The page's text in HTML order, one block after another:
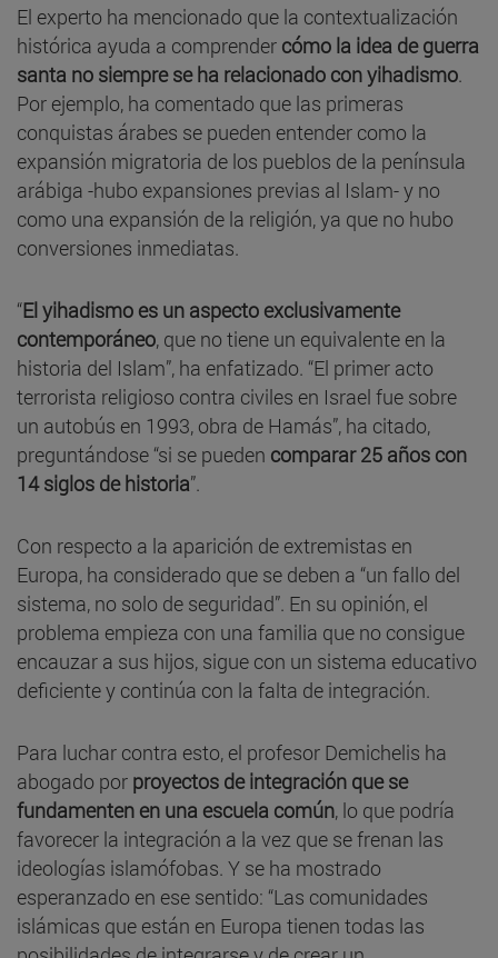
El experto ha mencionado que la contextualización
histórica ayuda a comprender cómo la idea de guerra
santa no siempre se ha relacionado con yihadismo.
Por ejemplo, ha comentado que las primeras
conquistas árabes se pueden entender como la
expansión migratoria de los pueblos de la península
arábiga -hubo expansiones previas al Islam- y no
como una expansión de la religión, ya que no hubo
conversiones inmediatas.
“El yihadismo es un aspecto exclusivamente
contemporáneo, que no tiene un equivalente en la
historia del Islam”, ha enfatizado. “El primer acto
terrorista religioso contra civiles en Israel fue sobre
un autobús en 1993, obra de Hamás”, ha citado,
preguntándose “si se pueden comparar 25 años con
14 siglos de historia”.
Con respecto a la aparición de extremistas en
Europa, ha considerado que se deben a “un fallo del
sistema, no solo de seguridad”. En su opinión, el
problema empieza con una familia que no consigue
encauzar a sus hijos, sigue con un sistema educativo
deficiente y continúa con la falta de integración.
Para luchar contra esto, el profesor Demichelis ha
abogado por proyectos de integración que se
fundamenten en una escuela común, lo que podría
favorecer la integración a la vez que se frenan las
ideologías islamófobas. Y se ha mostrado
esperanzado en ese sentido: “Las comunidades
islámicas que están en Europa tienen todas las